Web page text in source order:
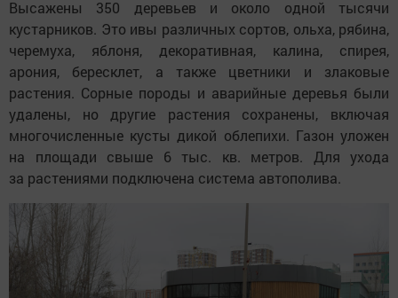
Высажены 350 деревьев и около одной тысячи
кустарников. Это ивы различных сортов, ольха, рябина,
черемуха, яблоня, декоративная, калина, спирея,
арония, бересклет, а также цветники и злаковые
растения. Сорные породы и аварийные деревья были
удалены, но другие растения сохранены, включая
многочисленные кусты дикой облепихи. Газон уложен
на площади свыше 6 тыс. кв. метров. Для ухода
за растениями подключена система автополива.